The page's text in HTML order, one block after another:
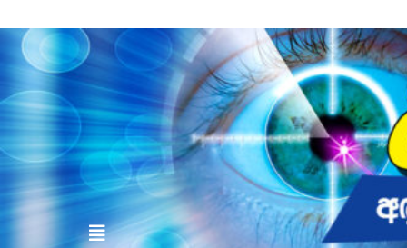
to
contentvinivida.lk